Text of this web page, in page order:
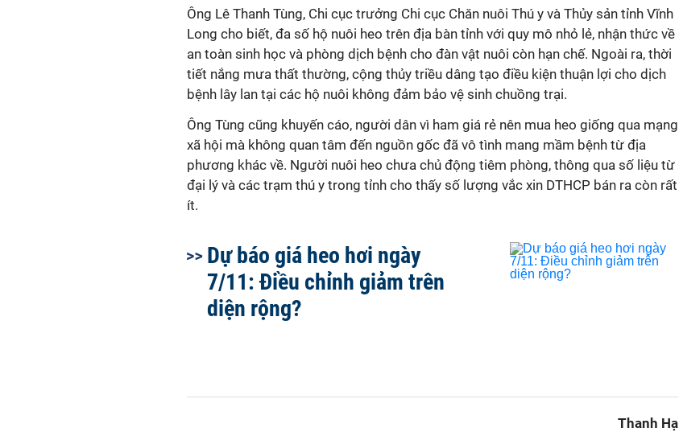
Ông Lê Thanh Tùng, Chi cục trưởng Chi cục Chăn nuôi Thú y và Thủy sản tỉnh Vĩnh
Long cho biết, đa số hộ nuôi heo trên địa bàn tỉnh với quy mô nhỏ lẻ, nhận thức về
an toàn sinh học và phòng dịch bệnh cho đàn vật nuôi còn hạn chế. Ngoài ra, thời
tiết nắng mưa thất thường, cộng thủy triều dâng tạo điều kiện thuận lợi cho dịch
bệnh lây lan tại các hộ nuôi không đảm bảo vệ sinh chuồng trại.
Ông Tùng cũng khuyến cáo, người dân vì ham giá rẻ nên mua heo giống qua mạng
xã hội mà không quan tâm đến nguồn gốc đã vô tình mang mầm bệnh từ địa
phương khác về. Người nuôi heo chưa chủ động tiêm phòng, thông qua số liệu từ
đại lý và các trạm thú y trong tỉnh cho thấy số lượng vắc xin DTHCP bán ra còn rất
ít.
Dự báo giá heo hơi ngày
7/11: Điều chỉnh giảm trên
diện rộng?
Thanh Hạ